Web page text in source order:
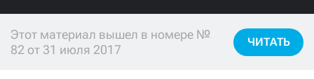
Этот материал вышел в номере №
82 от 31 июля 2017
ЧИТАТЬ
3000 1000
500 300